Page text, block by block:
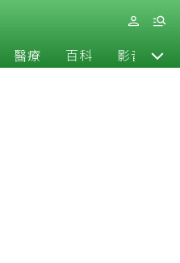
醫療 百科 影音